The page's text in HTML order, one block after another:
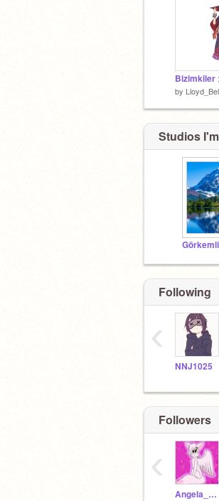
Bizimkiler
by
Studios
Following
NNJ1025
‹
Followers
Angela_Meow
‹